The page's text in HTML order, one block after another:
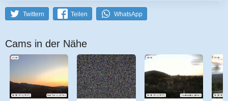
Twittern Teilen WhatsApp
Cams in der Nähe